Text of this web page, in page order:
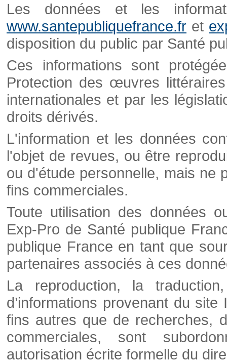
Les données et les
www.santepubliquefrance.fr et
disposition du public par Santé
Ces informations sont
Protection des œuvres
internationales et par les
droits dérivés.
L'information et les données
l'objet de revues, ou être
ou d'étude personnelle, mais ne
fins commerciales.
Toute utilisation des données
Exp-Pro de Santé publique
publique France en tant que
partenaires associés à ces
La reproduction, la
d’informations provenant du
fins autres que de recherches,
commerciales, sont
autorisation écrite formelle du